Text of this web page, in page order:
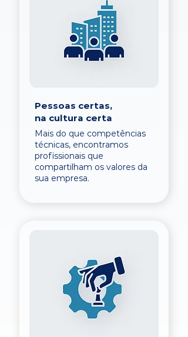
Pessoas certas,
na cultura certa
Mais do que competências
técnicas, encontramos
profissionais que
compartilham os valores da
sua empresa.